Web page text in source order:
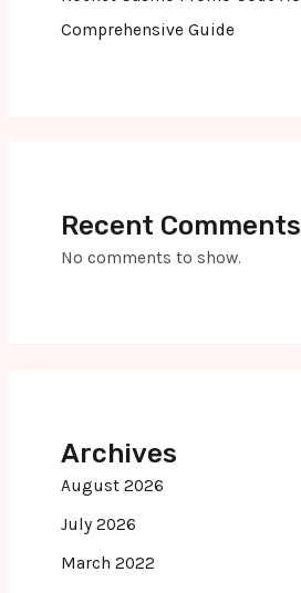
Comprehensive Guide
Recent Comments
No comments to show.
Archives
August 2026
July 2026
March 2022